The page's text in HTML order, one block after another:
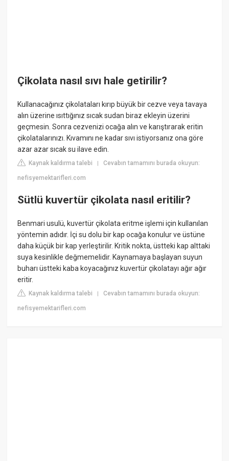
Çikolata nasıl sıvı hale getirilir?
Kullanacağınız çikolataları kırıp büyük bir cezve veya tavaya
alın üzerine ısıttığınız sıcak sudan biraz ekleyin üzerini
geçmesin. Sonra cezvenizi ocağa alın ve karıştırarak eritin
çikolatalarınızı. Kıvamını ne kadar sıvı istiyorsanız ona göre
azar azar sıcak su ilave edin.
Kaynak kaldırma talebi |Cevabın tamamını burada okuyun:
nefisyemektarifleri.com
Sütlü kuvertür çikolata nasıl eritilir?
Benmari usulü, kuvertür çikolata eritme işlemi için kullanılan
yöntemin adıdır. İçi su dolu bir kap ocağa konulur ve üstüne
daha küçük bir kap yerleştirilir. Kritik nokta, üstteki kap alttaki
suya kesinlikle değmemelidir. Kaynamaya başlayan suyun
buharı üstteki kaba koyacağınız kuvertür çikolatayı ağır ağır
eritir.
Kaynak kaldırma talebi |Cevabın tamamını burada okuyun:
nefisyemektarifleri.com